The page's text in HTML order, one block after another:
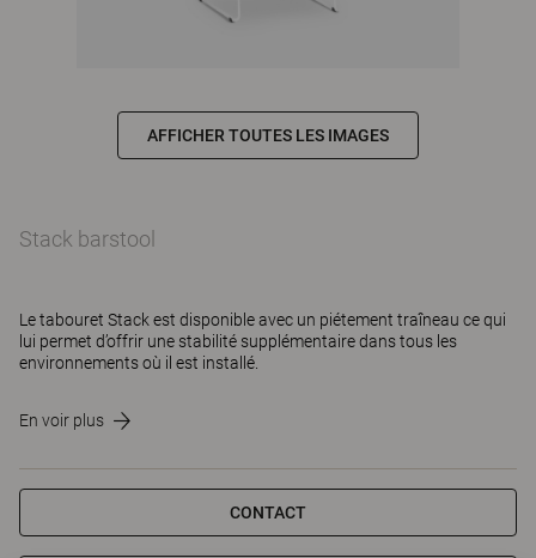
AFFICHER TOUTES LES IMAGES
Stack barstool
Le tabouret Stack est disponible avec un piétement traîneau ce qui
lui permet d’offrir une stabilité supplémentaire dans tous les
environnements où il est installé.
En voir plus
CONTACT